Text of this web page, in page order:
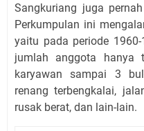
Sangkuriang juga
Perkumpulan ini
yaitu pada periode
jumlah anggota hanya
karyawan sampai 3
renang terbengkalai,
rusak berat, dan lain-lain.